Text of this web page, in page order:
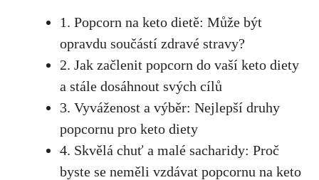
1. Popcorn na keto‍ dietě: Může být
opravdu součástí zdravé stravy?
2. Jak začlenit popcorn do vaší keto diety
a stále dosáhnout svých cílů
3. Vyváženost a výběr: Nejlepší druhy
popcornu pro keto ⁢diety
4. Skvělá chuť a‌ malé sacharidy: Proč
byste se neměli vzdávat popcornu na keto